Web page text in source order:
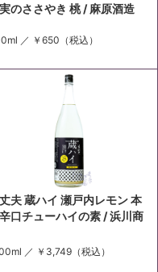
のささやき 桃 / 麻原酒造
／ ￥650 （税込）
夫 蔵ハイ 瀬戸内レモン 本
口チューハイの素 / 浜川商
／ ￥3,749（税込）